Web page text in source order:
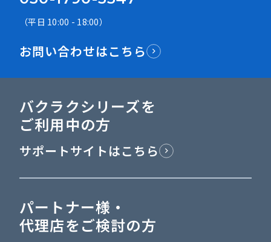
（平日 10:00 - 18:00）
お問い合わせはこちら
バクラクシリーズを
ご利用中の方
サポートサイトはこちら
パートナー様・
代理店をご検討の方